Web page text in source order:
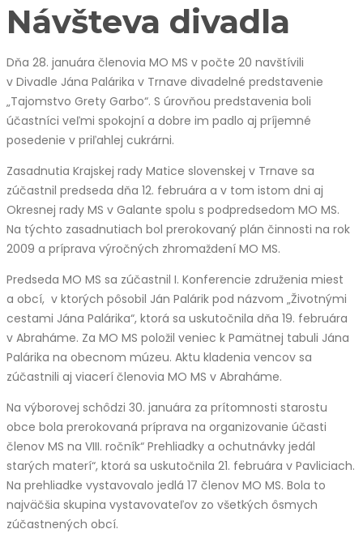
Návšteva divadla
Dňa 28. januára členovia MO MS v počte 20 navštívili
v Divadle Jána Palárika v Trnave divadelné predstavenie
„Tajomstvo Grety Garbo“. S úrovňou predstavenia boli
účastníci veľmi spokojní a dobre im padlo aj príjemné
posedenie v priľahlej cukrárni.
Zasadnutia Krajskej rady Matice slovenskej v Trnave sa
zúčastnil predseda dňa 12. februára a v tom istom dni aj
Okresnej rady MS v Galante spolu s podpredsedom MO MS.
Na týchto zasadnutiach bol prerokovaný plán činnosti na rok
2009 a príprava výročných zhromaždení MO MS.
Predseda MO MS sa zúčastnil I. Konferencie združenia miest
a obcí, v ktorých pôsobil Ján Palárik pod názvom „Životnými
cestami Jána Palárika“, ktorá sa uskutočnila dňa 19. februára
v Abraháme. Za MO MS položil veniec k Pamätnej tabuli Jána
Palárika na obecnom múzeu. Aktu kladenia vencov sa
zúčastnili aj viacerí členovia MO MS v Abraháme.
Na výborovej schôdzi 30. januára za prítomnosti starostu
obce bola prerokovaná príprava na organizovanie účasti
členov MS na VIII. ročník“ Prehliadky a ochutnávky jedál
starých materí“, ktorá sa uskutočnila 21. februára v Pavliciach.
Na prehliadke vystavovalo jedlá 17 členov MO MS. Bola to
najväčšia skupina vystavovateľov zo všetkých ôsmych
zúčastnených obcí.